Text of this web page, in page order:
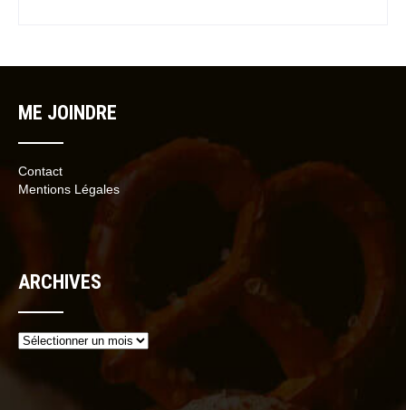
ME JOINDRE
Contact
Mentions Légales
ARCHIVES
Archives